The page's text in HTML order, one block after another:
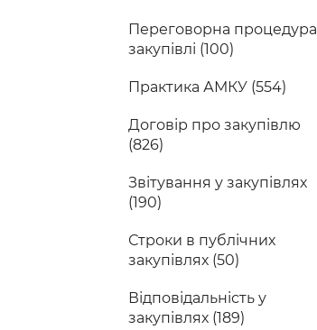
Переговорна процедура
закупівлі (100)
Практика АМКУ (554)
Договір про закупівлю
(826)
Звітування у закупівлях
(190)
Строки в публічних
закупівлях (50)
Відповідальність у
закупівлях (189)